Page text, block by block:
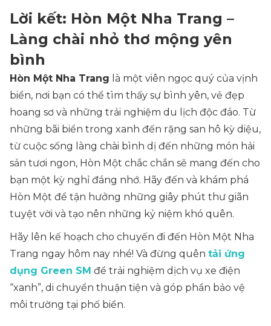
Lời kết: Hòn Một Nha Trang –
Làng chài nhỏ thơ mộng yên
bình
Hòn Một Nha Trang là một viên ngọc quý của vịnh
biển, nơi bạn có thể tìm thấy sự bình yên, vẻ đẹp
hoang sơ và những trải nghiệm du lịch độc đáo. Từ
những bãi biển trong xanh đến rặng san hô kỳ diệu,
từ cuộc sống làng chài bình dị đến những món hải
sản tươi ngon, Hòn Một chắc chắn sẽ mang đến cho
bạn một kỳ nghỉ đáng nhớ. Hãy đến và khám phá
Hòn Một để tận hưởng những giây phút thư giãn
tuyệt vời và tạo nên những kỷ niệm khó quên.
Hãy lên kế hoạch cho chuyến đi đến Hòn Một Nha
Trang ngay hôm nay nhé! Và đừng quên tải ứng
dụng Green SM để trải nghiệm dịch vụ xe điện
“xanh”, di chuyển thuận tiện và góp phần bảo vệ
môi trường tại phố biển.